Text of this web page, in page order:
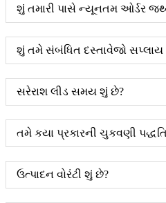
શું તમારી પાસે ન્યૂનતમ ઓર્ડર
શું તમે સંબંધિત દસ્તાવેજો સપ્લાય
સરેરાશ લીડ સમય શું છે?
તમે કયા પ્રકારની ચુકવણી
ઉત્પાદન વોરંટી શું છે?